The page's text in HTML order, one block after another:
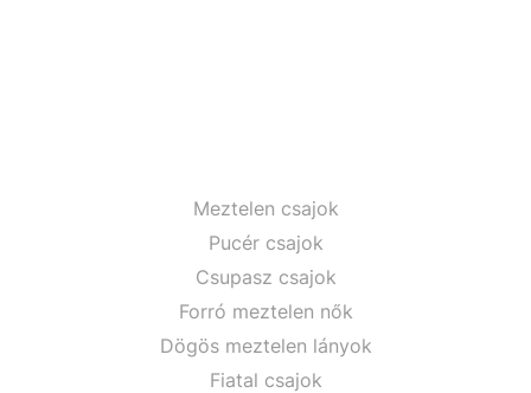
Meztelen csajok
Pucér csajok
Csupasz csajok
Forró meztelen nők
Dögös meztelen lányok
Fiatal csajok